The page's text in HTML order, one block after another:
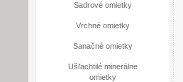
Sadrové omietky
Vrchné omietky
Sanačné omietky
Ušľachtilé minerálne
omietky